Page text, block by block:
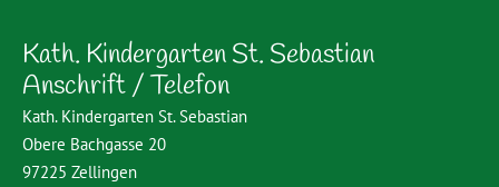
Kath. Kindergarten St. Sebastian
Anschrift / Telefon
Kath. Kindergarten St. Sebastian
Obere Bachgasse 20
97225 Zellingen